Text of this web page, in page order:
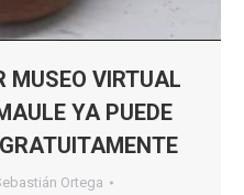
MUSEO VIRTUAL
YA PUEDE
Ortega